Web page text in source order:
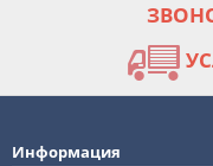
Информация